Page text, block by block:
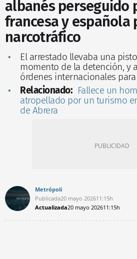
albanés perseguido
francesa y española
narcotráfico
El arrestado llevaba una
momento de la detención, y
órdenes internacionales
Relacionado: Fallece un
atropellado por un turismo
de Abrera
Metrópoli
Publicada20 mayo 202611:15h
Actualizada20 mayo 202611:15h